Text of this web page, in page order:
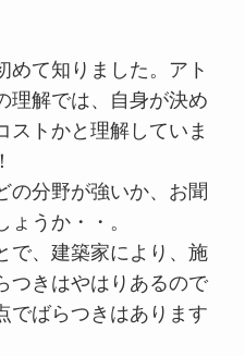
めて知りました。アト
理解では、自身が決め
ストかと理解していま
の分野が強いか、お聞
うか・・。
で、建築家により、施
つきはやはりあるので
でばらつきはあります